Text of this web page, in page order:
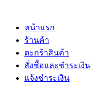
contentหน้าแรก
ร้านค้า
ตะกร้าสินค้า
สั่งซื้อและชำระเงิน
แจ้งชำระเงิน